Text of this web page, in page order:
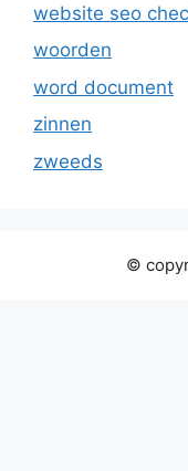
website seo
woorden
word document
zinnen
zweeds
©